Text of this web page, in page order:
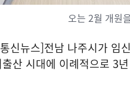
오는 2월 개원
신뉴스]전남 나주시가 임
산 시대에 이례적으로 3